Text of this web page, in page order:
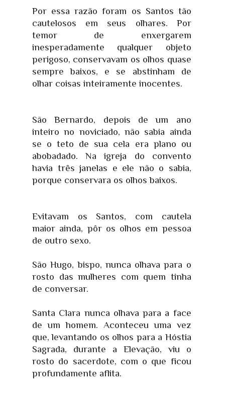
Por essa razão foram os Santos tão
cautelosos em seus olhares. Por
temor de enxergarem
inesperadamente qualquer objeto
perigoso, conservavam os olhos quase
sempre baixos, e se abstinham de
olhar coisas inteiramente inocentes.
São Bernardo, depois de um ano
inteiro no noviciado, não sabia ainda
se o teto de sua cela era plano ou
abobadado. Na igreja do convento
havia três janelas e ele não o sabia,
porque conservara os olhos baixos.
Evitavam os Santos, com cautela
maior ainda, pôr os olhos em pessoa
de outro sexo.
São Hugo, bispo, nunca olhava para o
rosto das mulheres com quem tinha
de conversar.
Santa Clara nunca olhava para a face
de um homem. Aconteceu uma vez
que, levantando os olhos para a Hóstia
Sagrada, durante a Elevação, viu o
rosto do sacerdote, com o que ficou
profundamente aflita.